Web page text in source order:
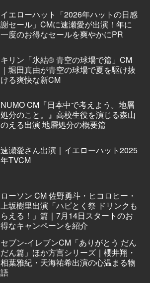
イエローハット「2026年ハットの日感
謝セール」CMに速瀬愛が出演！年に
一度のお得なセールを爽やかにPR
キリン「氷結® 青空の球場で篇」CM
｜堀田真由が青空の球場で夏を駆け抜
ける爽快な新CM
NUMO CM『日本中で考えよう。地層
処分のこと。』高校生役を演じる森山
のえる出演 地層処分の概要篇
速瀬愛さん出演｜イエローハット2025
年TVCM
ローソン CM 佐野勇斗・ヒコロヒー・
上坂樹里出演「ハピとく祭 ドリンクも
らえる！」篇｜7月14日スタートのお
得なキャンペーンを紹介
セブン‐イレブンCM「ありがとう だん
だん篇」ほか方言シリーズ｜櫻井翔・
相葉雅紀・天海祐希出演の心温まる物
語